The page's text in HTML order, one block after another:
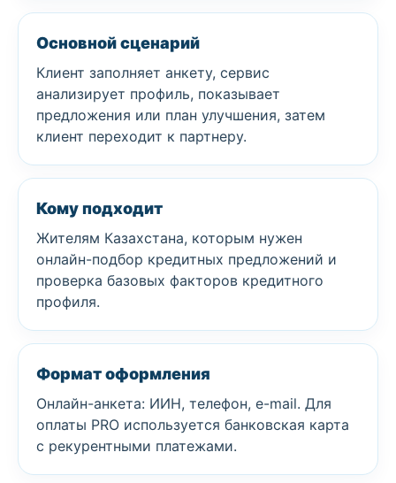
Основной сценарий
Клиент заполняет анкету, сервис
анализирует профиль, показывает
предложения или план улучшения, затем
клиент переходит к партнеру.
Кому подходит
Жителям Казахстана, которым нужен
онлайн-подбор кредитных предложений и
проверка базовых факторов кредитного
профиля.
Формат оформления
Онлайн-анкета: ИИН, телефон, e-mail. Для
оплаты PRO используется банковская карта
с рекурентными платежами.